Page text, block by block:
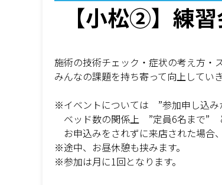
【小松②】練
施術の技術チェック・症状の考え方・
みんなの課題を持ち寄って向上してい
※イベントについては ”参加申し込み
ベッド数の関係上 ”定員6名まで”
お申込みをされずに来店された場合
※途中、お昼休憩も挟みます。
※参加は月に1回となります。